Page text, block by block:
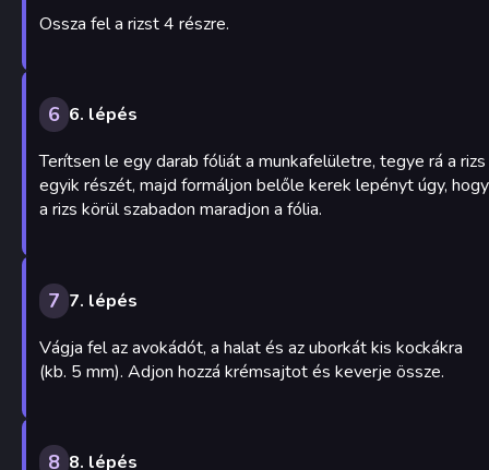
Ossza fel a rizst 4 részre.
6 6. lépés
Terítsen le egy darab fóliát a munkafelületre, tegye rá a rizs
egyik részét, majd formáljon belőle kerek lepényt úgy, hogy
a rizs körül szabadon maradjon a fólia.
7 7. lépés
Vágja fel az avokádót, a halat és az uborkát kis kockákra
(kb. 5 mm). Adjon hozzá krémsajtot és keverje össze.
8 8. lépés